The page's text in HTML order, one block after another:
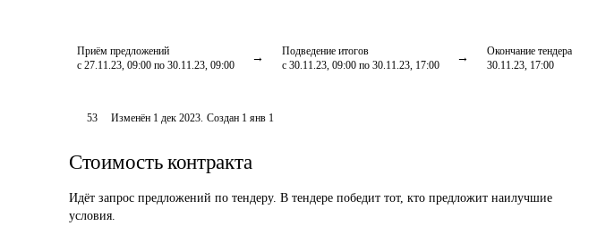
Приём предложений
с 27.11.23, 09:00 по 30.11.23, 09:00
Подведение итогов
с 30.11.23, 09:00 по 30.11.23, 17:00
Окончание тендера
30.11.23, 17:00
53 Изменён 1 дек 2023. Создан 1 янв 1
Стоимость контракта
Идёт запрос предложений по тендеру. В тендере победит тот, кто предложит наилучшие
условия.